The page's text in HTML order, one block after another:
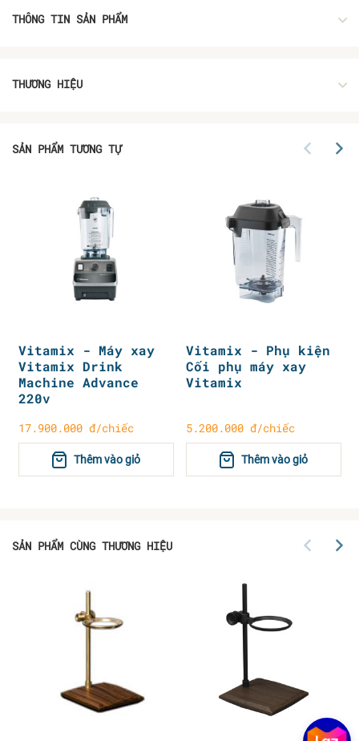
THÔNG TIN SẢN PHẨM
THƯƠNG HIỆU
SẢN PHẨM TƯƠNG TỰ
Vitamix - Máy xay
Vitamix Drink
Machine Advance
220v
17.900.000 đ/chiếc
Thêm vào giỏ
Vitamix - Phụ kiện
Cối phụ máy xay
Vitamix
5.200.000 đ/chiếc
Thêm vào giỏ
SẢN PHẨM CÙNG THƯƠNG HIỆU